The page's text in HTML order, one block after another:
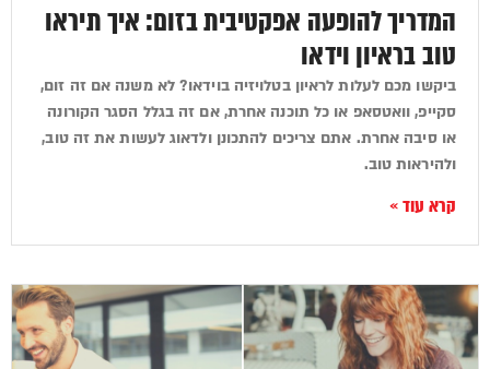
המדריך להופעה אפקטיבית בזום: איך תיראו
טוב בראיון וידאו
ביקשו מכם לעלות לראיון בטלויזיה בוידאו? לא משנה אם זה זום,
סקייפ, וואטסאפ או כל תוכנה אחרת, אם זה בגלל הסגר הקורונה
או סיבה אחרת. אתם צריכים להתכונן ולדאוג לעשות את זה טוב,
ולהיראות טוב.
קרא עוד »